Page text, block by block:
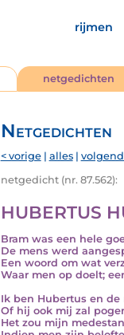
rijmen
netgedichten
Netgedichten
< vorige| alles|
netgedicht (nr. 87.562):
HUBERTUS
Bram was een hele
De mens werd
Een woord om wat
Waar men op doelt;
Ik ben Hubertus en de
Of hij ook mij zal
Het zou mijn